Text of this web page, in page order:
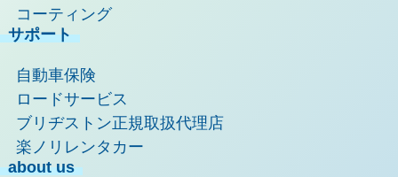
コーティング
サポート
自動車保険
ロードサービス
ブリヂストン正規取扱代理店
楽ノリレンタカー
about us